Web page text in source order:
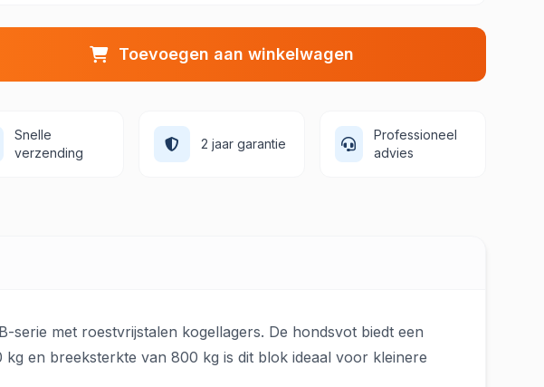
Toevoegen aan winkelwagen
Snelle
verzending
2 jaar garantie
Professioneel
advies
met roestvrijstalen kogellagers. De hondsvot biedt een
en breeksterkte van 800 kg is dit blok ideaal voor kleinere